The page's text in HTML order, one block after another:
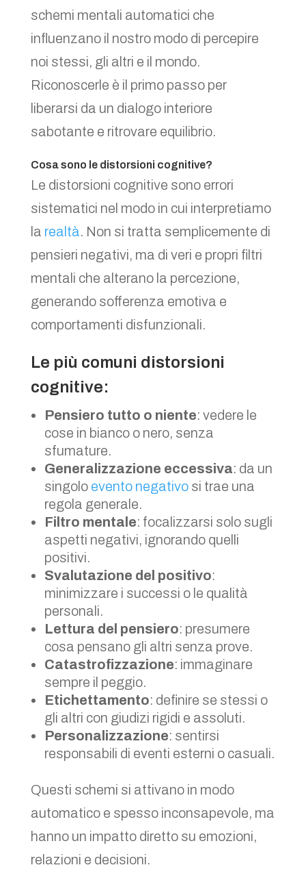
schemi mentali automatici che
influenzano il nostro modo di percepire
noi stessi, gli altri e il mondo.
Riconoscerle è il primo passo per
liberarsi da un dialogo interiore
sabotante e ritrovare equilibrio.
Cosa sono le distorsioni cognitive?
Le distorsioni cognitive sono errori
sistematici nel modo in cui interpretiamo
la realtà. Non si tratta semplicemente di
pensieri negativi, ma di veri e propri filtri
mentali che alterano la percezione,
generando sofferenza emotiva e
comportamenti disfunzionali.
Le più comuni distorsioni
cognitive:
Pensiero tutto o niente: vedere le
cose in bianco o nero, senza
sfumature.
Generalizzazione eccessiva: da un
singolo evento negativosi trae una
regola generale.
Filtro mentale: focalizzarsi solo sugli
aspetti negativi, ignorando quelli
positivi.
Svalutazione del positivo:
minimizzare i successi o le qualità
personali.
Lettura del pensiero: presumere
cosa pensano gli altri senza prove.
Catastrofizzazione: immaginare
sempre il peggio.
Etichettamento: definire se stessi o
gli altri con giudizi rigidi e assoluti.
Personalizzazione: sentirsi
responsabili di eventi esterni o casuali.
Questi schemi si attivano in modo
automatico e spesso inconsapevole, ma
hanno un impatto diretto su emozioni,
relazioni e decisioni.